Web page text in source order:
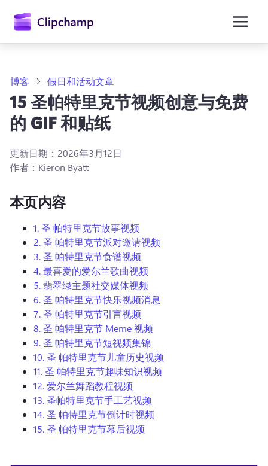
容
登录
免费试用
博客 假日和活动文章
15 圣帕特里克节视频创意与免费
的 GIF 和贴纸
更新日期： 2026年3月12日
作者： Kieron Byatt
本页内容
1.圣 帕特里克节故事视频
2.圣 帕特里克节派对邀请视频
3.圣 帕特里克节食谱视频
4.最喜爱的爱尔兰歌曲视频
5.翡翠绿主题社交媒体视频
6.圣 帕特里克节快乐视频消息
7.圣 帕特里克节引言视频
8.圣 帕特里克节 Meme 视频
9.圣 帕特里克节短视频集锦
10.圣 帕特里克节儿童历史视频
11.圣 帕特里克节趣味知识视频
12. 爱尔兰舞蹈教程视频
13.圣帕特里克节手工艺视频
14.圣 帕特里克节倒计时视频
15.圣 帕特里克节幕后视频